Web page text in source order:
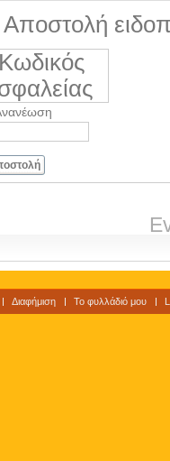
Αποστολή
Διαφήμιση Το φυλλάδιό μου